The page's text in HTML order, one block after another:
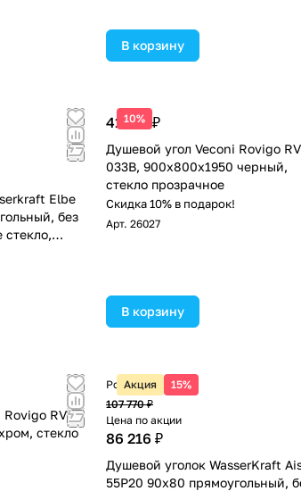
В корзину
Elbe
без
стекло,
10%
41 118 ₽
Душевой угол Veconi Rovigo
033B, 900х800х1950 черный,
стекло прозрачное
Скидка 10% в подарок!
Арт. 26027
В корзину
RV-
стекло
Акция 15%
Розничная цена
107 770 ₽
Цена по акции
86 216 ₽
Душевой уголок WasserKraft
55P20 90х80 прямоугольный,